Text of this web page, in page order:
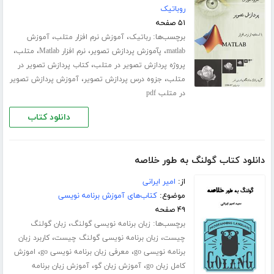
روباتیک
۵۱ صفحه
برچسب‌ها:رباتیک،آموزش نرم افزار متلب،آموزش
matlab، پآموزش پردازش تصویر،نرم افزار Matlab ، متلب،
پروژه پردازش تصویر در متلب،کتاب پردازش تصویر در
متلب، جزوه درس پردازش تصویر،آموزش پردازش تصویر
در متلب pdf
دانلود کتاب
دانلود کتاب گولنگ به طور خلاصه
از: امیر ایرانی
موضوع:کتاب‌های آموزش برنامه نویسی
۴۹ صفحه
برچسب‌ها: زبان برنامه نویسی گولنگ، زبان گولنگ
چیست، زبان برنامه نویسی گولنگ چیست،کاربرد زبان
برنامه نویسی go
، معرفی زبان برنامه نویسی go ، اموزش
کامل زبان go
،آموزش زبان گو،آموزش زبان برنامه